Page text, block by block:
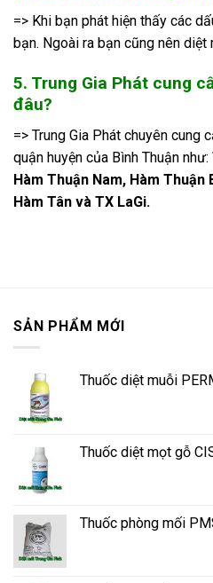
=> Khi bạn phát hiện thấy các
bạn. Ngoài ra bạn cũng nên diệt
5. Trung Gia Phát cung
đâu?
=> Trung Gia Phát chuyên cung
quận huyện của Bình Thuận như:
Hàm Thuận Nam, Hàm Thuận
Hàm Tân và TX LaGi.
SẢN PHẨM MỚI
Thuốc diệt muỗi
Thuốc diệt mọt gỗ
Thuốc phòng mối